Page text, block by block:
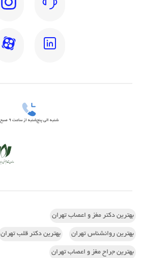
شنبه الی پنج‌شنبه از ساعت 9 صبح
بهترین دکتر مغز و اعصاب تهران
بهترین روانشناس تهران بهترین دکتر قلب تهران
بهترین جراح مغز و اعصاب تهران